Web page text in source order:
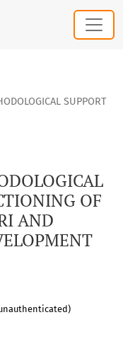
OF THE
SUPPORT
OF
AND